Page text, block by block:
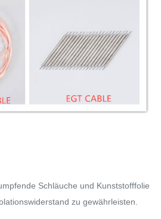
Schläuche und Kunststofffolie
zu gewährleisten.